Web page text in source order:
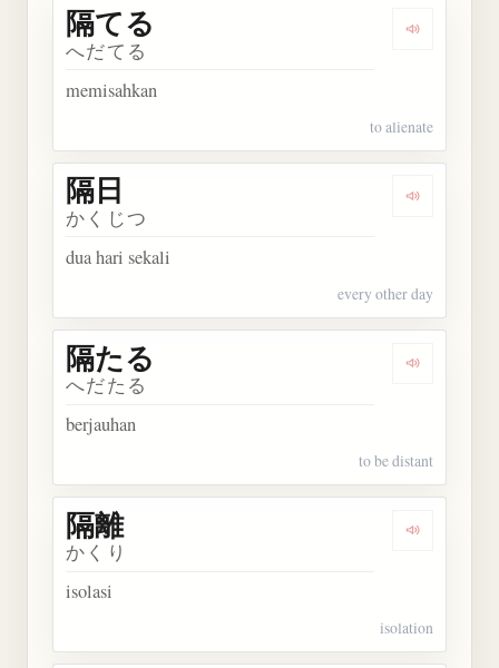
Dengarkan
隔てる
へだてる
memisahkan
to alienate
Dengarkan
隔日
かくじつ
dua hari sekali
every other day
Dengarkan
隔たる
へだたる
berjauhan
to be distant
Dengarkan
隔離
かくり
isolasi
isolation